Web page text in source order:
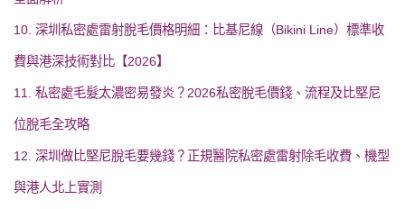
10. 深圳私密處雷射脫毛價格明細：比基尼線（Bikini Line）標準收
費與港深技術對比【2026】
11. 私密處毛髮太濃密易發炎？2026私密脫毛價錢、流程及比堅尼
位脫毛全攻略
12. 深圳做比堅尼脫毛要幾錢？正規醫院私密處雷射除毛收費、機型
與港人北上實測